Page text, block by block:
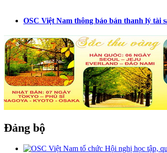
OSC Việt Nam thông báo bán thanh lý tài
Đảng bộ